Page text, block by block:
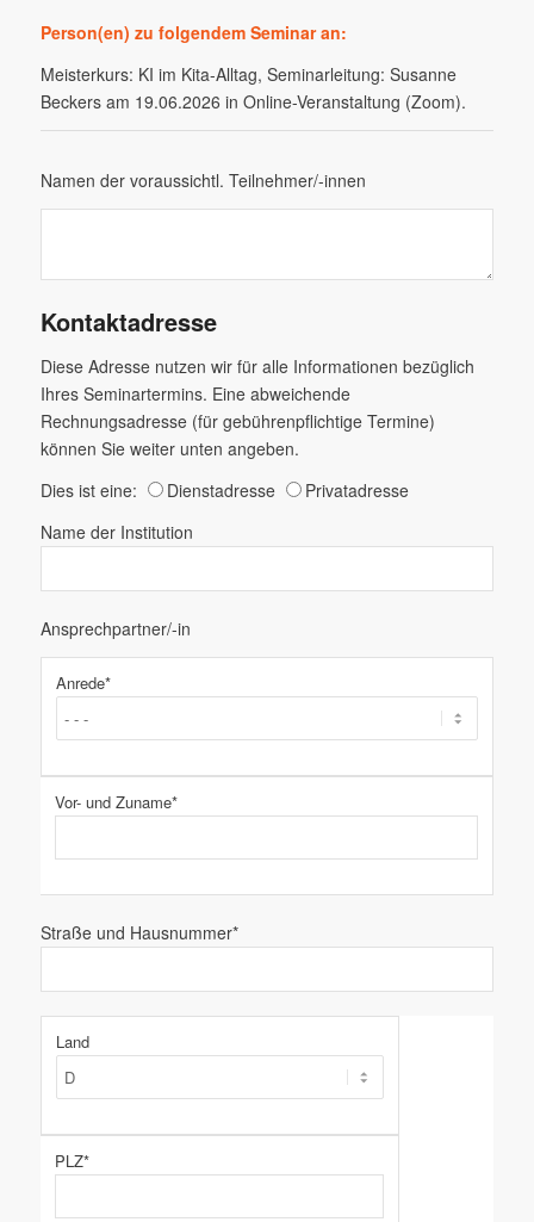
Person(en) zu folgendem Seminar an:
Meisterkurs: KI im Kita-Alltag, Seminarleitung: Susanne
Beckers am 19.06.2026 in Online-Veranstaltung (Zoom).
Namen der voraussichtl. Teilnehmer/-innen
Kontaktadresse
Diese Adresse nutzen wir für alle Informationen bezüglich
Ihres Seminartermins. Eine abweichende
Rechnungsadresse (für gebührenpflichtige Termine)
können Sie weiter unten angeben.
Dies ist eine:
Dienstadresse
Privatadresse
Name der Institution
Ansprechpartner/-in
Anrede*
Vor- und Zuname*
Straße und Hausnummer*
Land
PLZ*